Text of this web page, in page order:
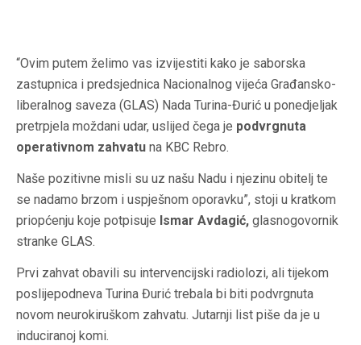
“Ovim putem želimo vas izvijestiti kako je saborska
zastupnica i predsjednica Nacionalnog vijeća Građansko-
liberalnog saveza (GLAS) Nada Turina-Đurić u ponedjeljak
pretrpjela moždani udar, uslijed čega je podvrgnuta
operativnom zahvatu na KBC Rebro.
Naše pozitivne misli su uz našu Nadu i njezinu obitelj te
se nadamo brzom i uspješnom oporavku”, stoji u kratkom
priopćenju koje potpisuje Ismar Avdagić, glasnogovornik
stranke GLAS.
Prvi zahvat obavili su intervencijski radiolozi, ali tijekom
poslijepodneva Turina Đurić trebala bi biti podvrgnuta
novom neurokiruškom zahvatu. Jutarnji list piše da je u
induciranoj komi.